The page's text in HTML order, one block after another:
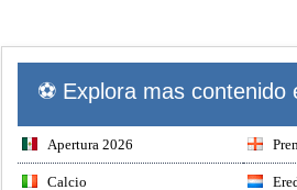
⚽ Explora mas contenido
Apertura 2026
Calcio